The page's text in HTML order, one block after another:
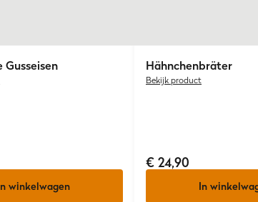
winkelwagen
Hähnchenbräter
Bekijk product
€ 24,90
In